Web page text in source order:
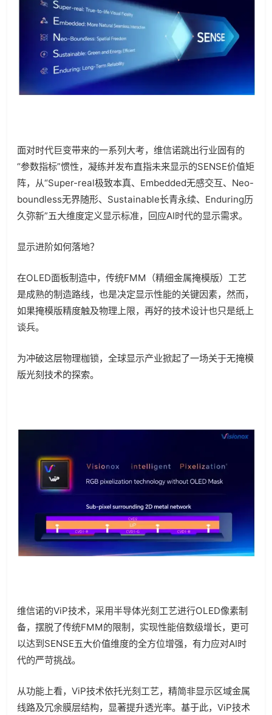
面对时代巨变带来的一系列大考，维信诺跳出行业固有的
“参数指标”惯性，凝练并发布直指未来显示的SENSE价值矩
阵，从“Super-real极致本真、Embedded无感交互、Neo-
boundless无界随形、Sustainable长青永续、Enduring历
久弥新”五大维度定义显示标准，回应AI时代的显示需求。
显示进阶如何落地？
在OLED面板制造中，传统FMM（精细金属掩模版）工艺
是成熟的制造路线，也是决定显示性能的关键因素，然而，
如果掩模版精度触及物理上限，再好的技术设计也只是纸上
谈兵。
为冲破这层物理枷锁，全球显示产业掀起了一场关于无掩模
版光刻技术的探索。
维信诺的ViP技术，采用半导体光刻工艺进行OLED像素制
备，摆脱了传统FMM的限制，实现性能倍数级增长，更可
以达到SENSE五大价值维度的全方位增强，有力应对AI时
代的严苛挑战。
从功能上看，ViP技术依托光刻工艺，精简非显示区域金属
线路及冗余膜层结构，显著提升透光率。基于此，ViP技术